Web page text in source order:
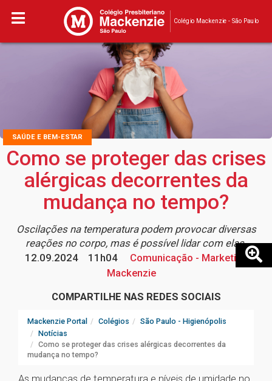
Colégio Mackenzie - São Paulo
SAÚDE E BEM-ESTAR
Como se proteger das crises
alérgicas decorrentes da
mudança no tempo?
Oscilações na temperatura podem provocar diversas
reações no corpo, mas é possível lidar com elas
12.09.2024
11h04
Comunicação - Marketing
Mackenzie
COMPARTILHE NAS REDES SOCIAIS
Mackenzie Portal Colégios
São Paulo - Higienópolis
Notícias
Como se proteger das crises alérgicas decorrentes da
mudança no tempo?